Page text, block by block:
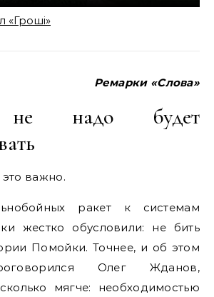
«Грошi»
Ремарки «Слова»
не надо будет
это важно.
ракет к системам
жестко обусловили: не бить
Помойки. Точнее, и об этом
Олег Жданов,
мягче: необходимостью